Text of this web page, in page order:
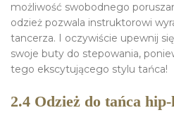
możliwość swobodnego
odzież pozwala instruktorowi
tancerza. I oczywiście upewnij
swoje buty do stepowania,
tego ekscytującego stylu tańca!
2.4 Odzież do tańca